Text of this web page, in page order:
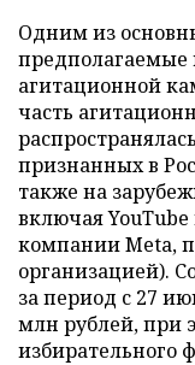
Одним из
агитационной
часть
признанных в
также на
включая
компании Meta,
организацией).
за период с 27
млн рублей, при
избирательного